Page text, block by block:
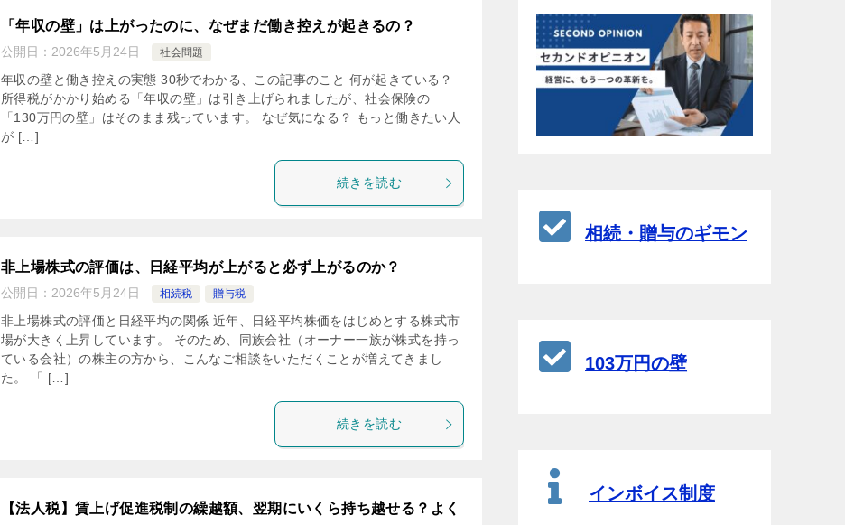
「年収の壁」は上がったのに、なぜまだ働き控えが起きるの？
公開日： 2026年5月24日 社会問題
年収の壁と働き控えの実態 30秒でわかる、この記事のこと 何が起きている？
所得税がかかり始める「年収の壁」は引き上げられましたが、社会保険の
「130万円の壁」はそのまま残っています。 なぜ気になる？ もっと働きたい人
が […]
続きを読む
非上場株式の評価は、日経平均が上がると必ず上がるのか？
公開日： 2026年5月24日 相続税 贈与税
非上場株式の評価と日経平均の関係 近年、日経平均株価をはじめとする株式市
場が大きく上昇しています。 そのため、同族会社（オーナー一族が株式を持っ
ている会社）の株主の方から、こんなご相談をいただくことが増えてきまし
た。 「 […]
続きを読む
【法人税】賃上げ促進税制の繰越額、翌期にいくら持ち越せる？よく
相続・贈与のギモン
103万円の壁
インボイス制度